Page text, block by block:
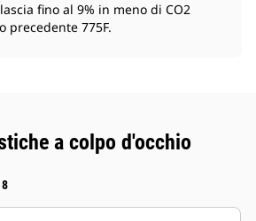
fino al 9% in meno di CO2
precedente 775F.
a colpo d'occhio